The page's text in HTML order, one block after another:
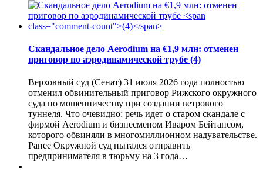
Скандальное дело Aerodium на €1,9 млн: отменен
приговор по аэродинамической трубе (4)
Верховный суд (Сенат) 31 июля 2026 года полностью
отменил обвинительный приговор Рижского окружного
суда по мошенничеству при создании ветрового
туннеля. Что очевидно: речь идет о старом скандале с
фирмой Aerodium и бизнесменом Иваром Бейтансом,
которого обвиняли в многомиллионном надувательстве.
Ранее Окружной суд пытался отправить
предпринимателя в тюрьму на 3 года…